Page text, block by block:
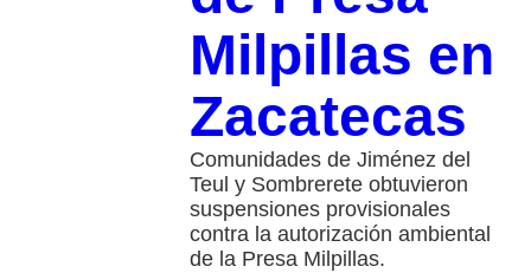
Milpillas en
Zacatecas
Comunidades de Jiménez del
Teul y Sombrerete obtuvieron
suspensiones provisionales
contra la autorización ambiental
de la Presa Milpillas.